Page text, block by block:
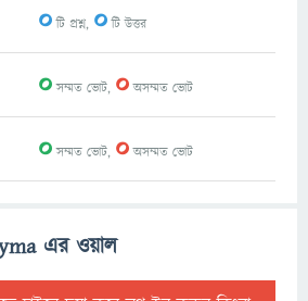
0টি প্রশ্ন, 0টি উত্তর
0সম্মত ভোট, 0অসম্মত ভোট
0সম্মত ভোট, 0অসম্মত ভোট
এর ওয়াল